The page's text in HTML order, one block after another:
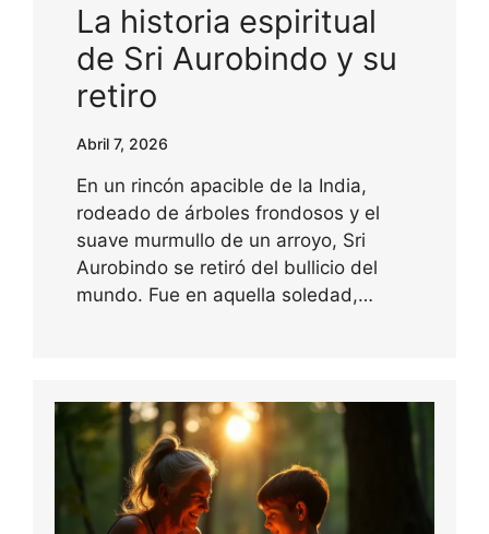
La historia espiritual
de Sri Aurobindo y su
retiro
Abril 7, 2026
En un rincón apacible de la India,
rodeado de árboles frondosos y el
suave murmullo de un arroyo, Sri
Aurobindo se retiró del bullicio del
mundo. Fue en aquella soledad,…